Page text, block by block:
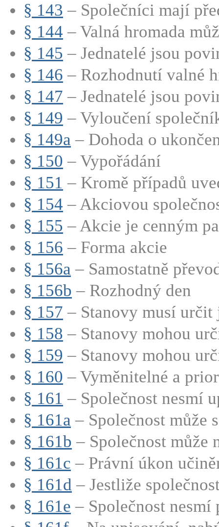
§ 143 – Společníci mají
§ 144 – Valná hromada
§ 145 – Jednatelé jsou
§ 146 – Rozhodnutí valné
§ 147 – Jednatelé jsou
§ 149 – Vyloučení
§ 149a – Dohoda o
§ 150 – Vypořádání
§ 151 – Kromě případů
§ 154 – Akciovou
§ 155 – Akcie je cenným
§ 156 – Forma akcie
§ 156a – Samostatně
§ 156b – Rozhodný den
§ 157 – Stanovy musí určit
§ 158 – Stanovy mohou
§ 159 – Stanovy mohou
§ 160 – Vyměnitelné a
§ 161 – Společnost nesmí
§ 161a – Společnost může
§ 161b – Společnost může
§ 161c – Právní úkon
§ 161d – Jestliže
§ 161e – Společnost nesmí